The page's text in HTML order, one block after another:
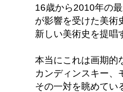
16歳から2010年の
が影響を受けた美術
新しい美術史を提唱
本当にこれは画期的
カンディンスキー、
その一対を眺めてい